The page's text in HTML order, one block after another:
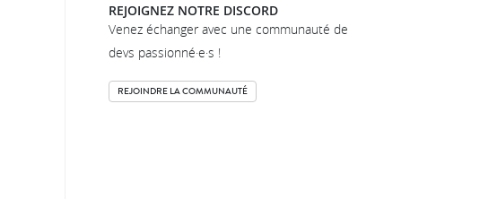
REJOIGNEZ NOTRE DISCORD
Venez échanger avec une communauté de
devs passionné·e·s !
REJOINDRE LA COMMUNAUTÉ